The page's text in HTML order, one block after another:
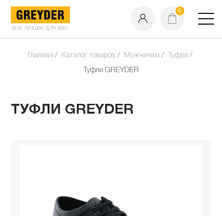
все лучшее для вас
0
Главная Каталог товаров Мужчинам Туфли
Туфли GREYDER
ТУФЛИ GREYDER